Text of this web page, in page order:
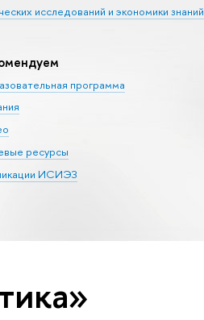
исследований и экономики знаний
программа
ресурсы
ИСИЭЗ